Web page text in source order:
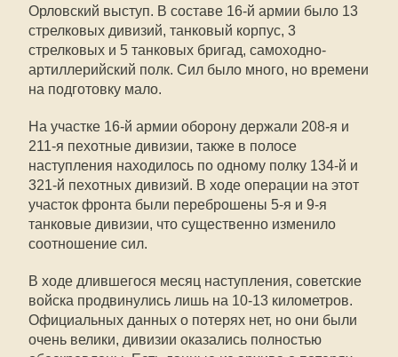
Орловский выступ. В составе 16-й армии было 13
стрелковых дивизий, танковый корпус, 3
стрелковых и 5 танковых бригад, самоходно-
артиллерийский полк. Сил было много, но времени
на подготовку мало.
На участке 16-й армии оборону держали 208-я и
211-я пехотные дивизии, также в полосе
наступления находилось по одному полку 134-й и
321-й пехотных дивизий. В ходе операции на этот
участок фронта были переброшены 5-я и 9-я
танковые дивизии, что существенно изменило
соотношение сил.
В ходе длившегося месяц наступления, советские
войска продвинулись лишь на 10-13 километров.
Официальных данных о потерях нет, но они были
очень велики, дивизии оказались полностью